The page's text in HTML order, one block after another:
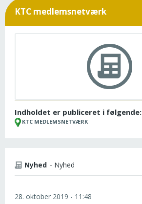
KTC medlemsnetværk
Indholdet er publiceret i følgende:
KTC MEDLEMSNETVÆRK
Nyhed - Nyhed
28. oktober 2019 - 11:48